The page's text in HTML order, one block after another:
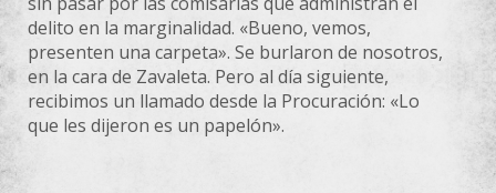
delito en la marginalidad. «Bueno, vemos,
presenten una carpeta». Se burlaron de nosotros,
en la cara de Zavaleta. Pero al día siguiente,
recibimos un llamado desde la Procuración: «Lo
que les dijeron es un papelón».